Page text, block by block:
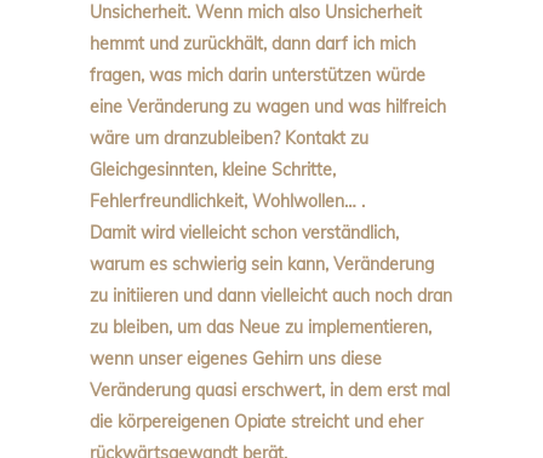
Unsicherheit. Wenn mich also Unsicherheit
hemmt und zurückhält, dann darf ich mich
fragen, was mich darin unterstützen würde
eine Veränderung zu wagen und was hilfreich
wäre um dranzubleiben? Kontakt zu
Gleichgesinnten, kleine Schritte,
Fehlerfreundlichkeit, Wohlwollen… .
Damit wird vielleicht schon verständlich,
warum es schwierig sein kann, Veränderung
zu initiieren und dann vielleicht auch noch dran
zu bleiben, um das Neue zu implementieren,
wenn unser eigenes Gehirn uns diese
Veränderung quasi erschwert, in dem erst mal
die körpereigenen Opiate streicht und eher
rückwärtsgewandt berät.